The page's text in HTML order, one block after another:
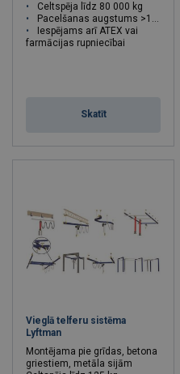
Celtspēja līdz 80 000 kg
Pacelšanas augstums >100 m
Iespējams arī ATEX vai
farmācijas rupniecībai
Skatīt
Vieglā telferu sistēma
Lyftman
Montējama pie grīdas, betona
griestiem, metāla sijām